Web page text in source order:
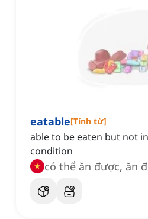
eatable[Tính từ]
able to be eaten but not
condition
có thể ăn được, ăn